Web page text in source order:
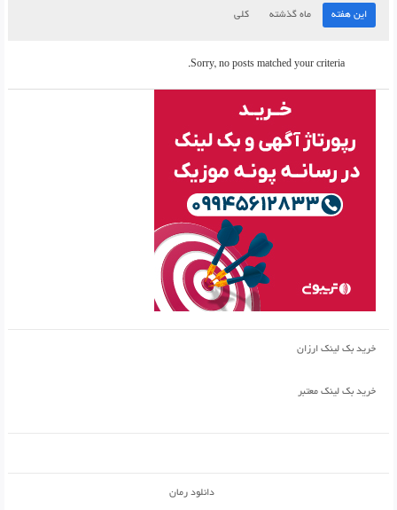
این هفته ماه گذشته کلی
Sorry, no posts matched your criteria.
خرید بک لینک ارزان
خرید بک لینک معتبر
دانلود رمان